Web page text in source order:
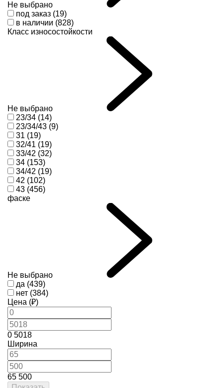
Не выбрано
под заказ (19)
в наличии (828)
Класс износостойкости
Не выбрано
23/34 (14)
23/34/43 (9)
31 (19)
32/41 (19)
33/42 (32)
34 (153)
34/42 (19)
42 (102)
43 (456)
фаске
Не выбрано
да (439)
нет (384)
Цена (₽)
0 5018
Ширина
65 500